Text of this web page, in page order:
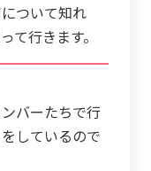
ついて知れ
て行きます。
バーたちで行
しているので